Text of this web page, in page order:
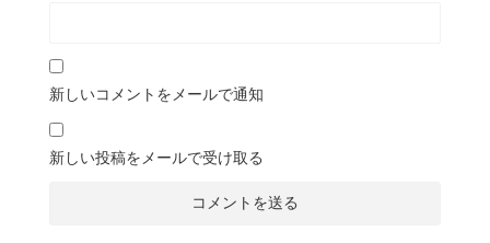
新しいコメントをメールで通知
新しい投稿をメールで受け取る